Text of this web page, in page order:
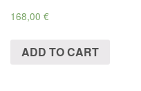
168,00 €
ADD TO CART